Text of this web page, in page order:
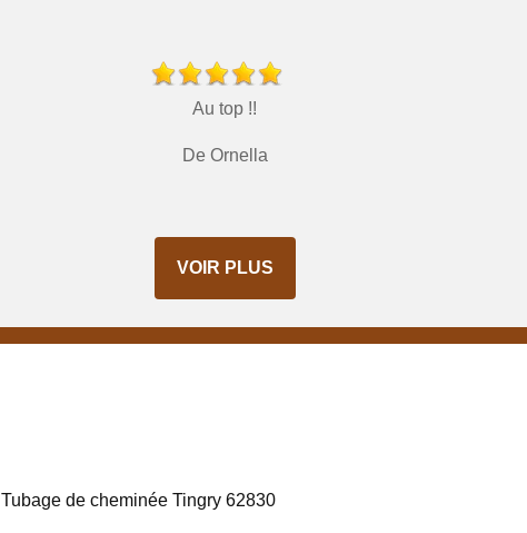
Au top !!
De Ornella
VOIR PLUS
Tubage de cheminée Tingry 62830